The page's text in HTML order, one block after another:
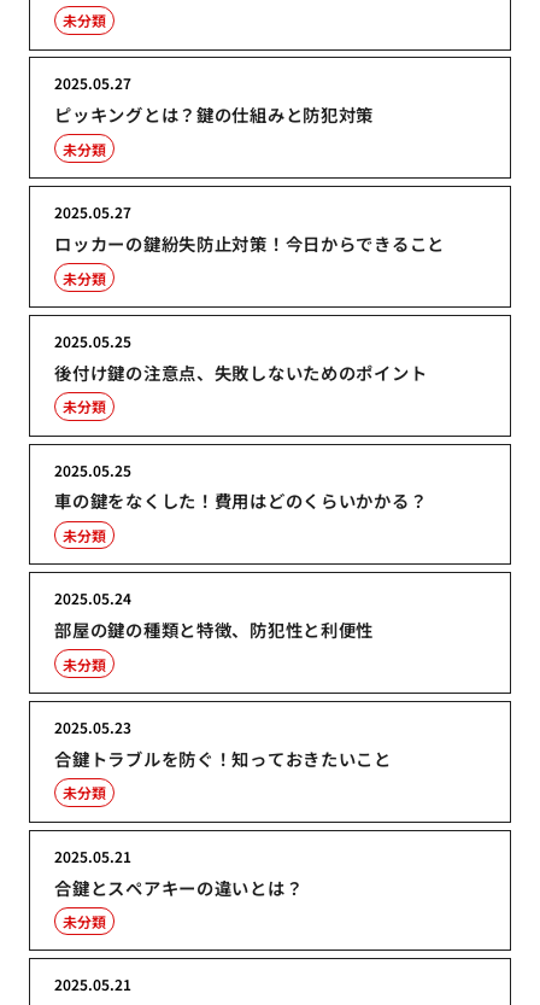
未分類
ピッキングとは？鍵の仕組みと防犯対策
2025.05.27
未分類
ロッカーの鍵紛失防止対策！今日からできること
2025.05.27
未分類
後付け鍵の注意点、失敗しないためのポイント
2025.05.25
未分類
車の鍵をなくした！費用はどのくらいかかる？
2025.05.25
未分類
部屋の鍵の種類と特徴、防犯性と利便性
2025.05.24
未分類
合鍵トラブルを防ぐ！知っておきたいこと
2025.05.23
未分類
合鍵とスペアキーの違いとは？
2025.05.21
未分類
2025.05.21